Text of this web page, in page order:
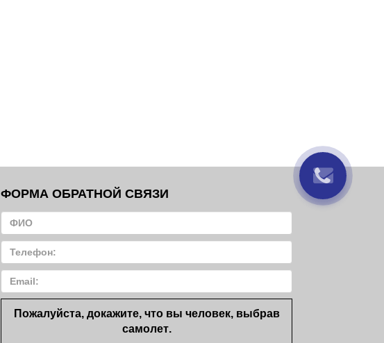
ФОРМА ОБРАТНОЙ СВЯЗИ
Пожалуйста, докажите, что вы человек, выбрав
самолет.